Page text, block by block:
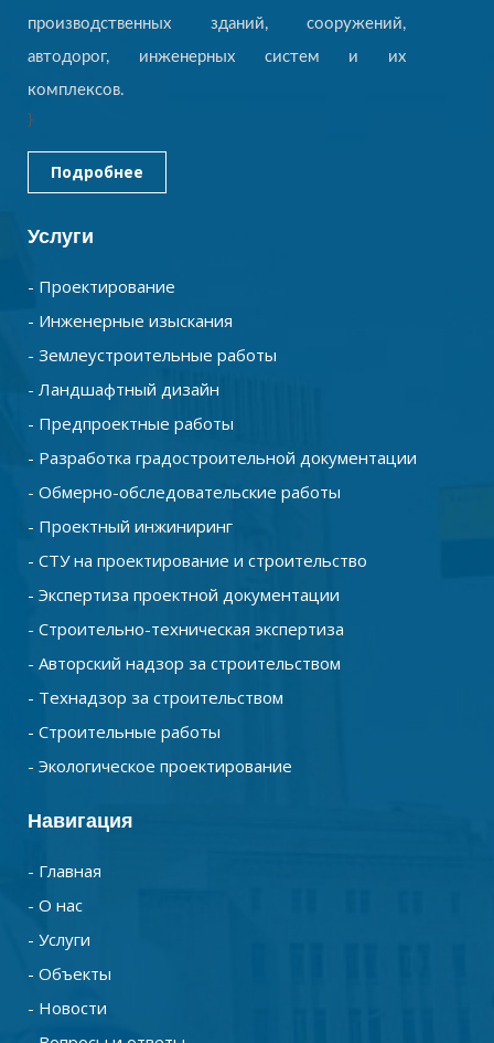
производственных зданий, сооружений,
автодорог, инженерных систем и их
комплексов.
}
Подробнее
Услуги
- Проектирование
- Инженерные изыскания
- Землеустроительные работы
- Ландшафтный дизайн
- Предпроектные работы
- Разработка градостроительной документации
- Обмерно-обследовательские работы
- Проектный инжиниринг
- СТУ на проектирование и строительство
- Экспертиза проектной документации
- Строительно-техническая экспертиза
- Авторский надзор за строительством
- Технадзор за строительством
- Строительные работы
- Экологическое проектирование
Навигация
- Главная
- О нас
- Услуги
- Объекты
- Новости